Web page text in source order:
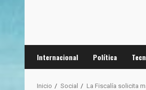
Internacional Política
Inicio Social La Fiscalía solicita